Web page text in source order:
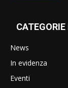
News
In evidenza
Eventi